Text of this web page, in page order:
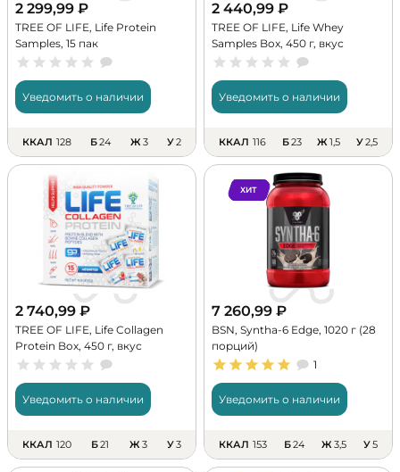
2 299,99 ₽
TREE OF LIFE, Life Protein
Samples, 15 пак
Уведомить о наличии
ККАЛ 128 Б24 Ж3 У2
2 440,99 ₽
TREE OF LIFE, Life Whey
Samples Box, 450 г, вкус
"Ассорти" (15 порций)
Уведомить о наличии
ККАЛ 116 Б23 Ж1,5 У2,5
2 740,99 ₽
TREE OF LIFE, Life Collagen
Protein Box, 450 г, вкус
"Ассорти" (15 порций)
Уведомить о наличии
ККАЛ 120 Б21 Ж3 У3
ХИТ
7 260,99 ₽
BSN, Syntha-6 Edge, 1020 г (28
порций)
1
Уведомить о наличии
ККАЛ 153 Б24 Ж3,5 У5